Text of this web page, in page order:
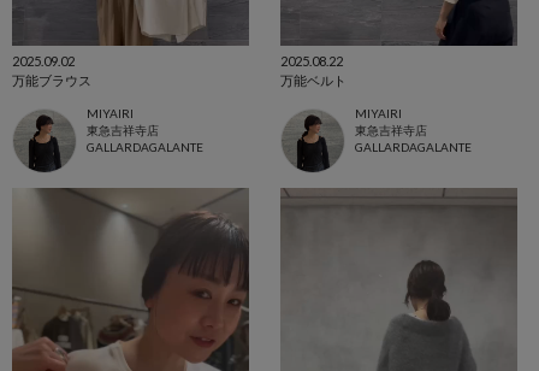
2025.09.02
万能ブラウス
MIYAIRI
東急吉祥寺店
GALLARDAGALANTE
2025.08.22
万能ベルト
MIYAIRI
東急吉祥寺店
GALLARDAGALANTE